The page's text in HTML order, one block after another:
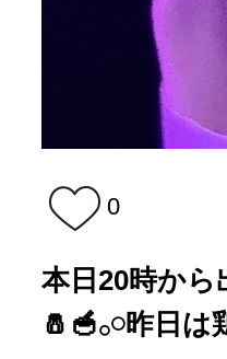
0
本日20時か
🧂🥣𓂂𓏸昨日